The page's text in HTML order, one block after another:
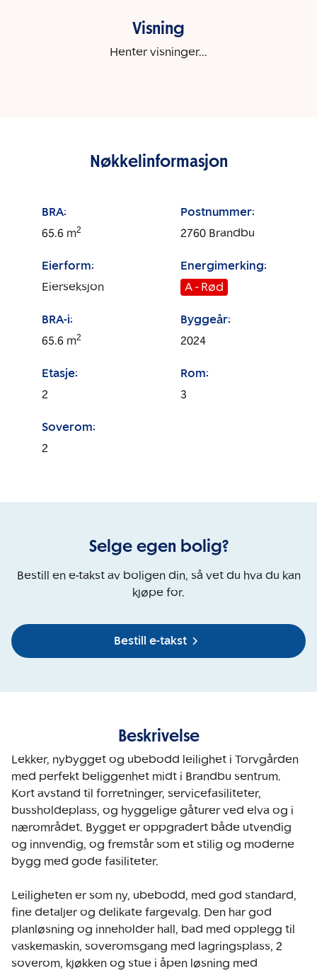
Visning
Henter visninger...
Nøkkelinformasjon
BRA:
65.6 m2
Postnummer:
2760 Brandbu
Eierform:
Eierseksjon
Energimerking:
A - Rød
BRA-i:
65.6 m2
Byggeår:
2024
Etasje:
2
Rom:
3
Soverom:
2
Selge egen bolig?
Bestill en e-takst av boligen din, så vet du hva du kan
kjøpe for.
Bestill e-takst
Beskrivelse
Lekker, nybygget og ubebodd leilighet i Torvgården
med perfekt beliggenhet midt i Brandbu sentrum.
Kort avstand til forretninger, servicefasiliteter,
bussholdeplass, og hyggelige gåturer ved elva og i
nærområdet. Bygget er oppgradert både utvendig
og innvendig, og fremstår som et stilig og moderne
bygg med gode fasiliteter.
Leiligheten er som ny, ubebodd, med god standard,
fine detaljer og delikate fargevalg. Den har god
planløsning og inneholder hall, bad med opplegg til
vaskemaskin, soveromsgang med lagringsplass, 2
soverom, kjøkken og stue i åpen løsning med